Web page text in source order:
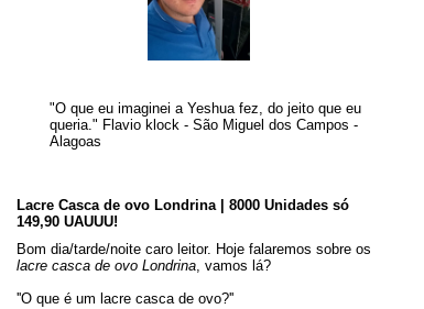
"O que eu imaginei a Yeshua fez, do jeito que eu
queria." Flavio klock - São Miguel dos Campos -
Alagoas
Lacre Casca de ovo Londrina | 8000 Unidades só
149,90 UAUUU!
Bom dia/tarde/noite caro leitor. Hoje falaremos sobre os
lacre casca de ovo Londrina, vamos lá?
''O que é um lacre casca de ovo?''